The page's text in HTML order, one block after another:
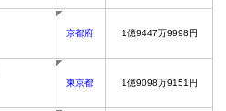
京都府 1億9447万9998円
東京都 1億9098万9151円